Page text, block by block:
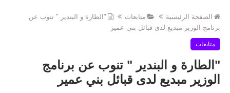
الصفحة الرئيسية متابعات
"الطارة و البندير " تنوب عن
برنامج الوزير مبديع لدى قبائل بني عمير
متابعات
"الطارة و البندير " تنوب عن برنامج
الوزير مبديع لدى قبائل بني عمير